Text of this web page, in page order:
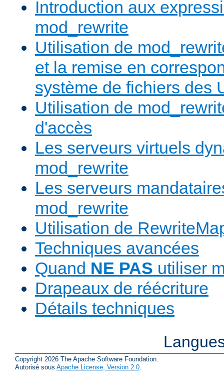
Introduction aux
mod_rewrite
Utilisation de
et la remise en
système de fichiers des
Utilisation de
d'accès
Les serveurs virtuels
mod_rewrite
Les serveurs
mod_rewrite
Utilisation de
Techniques avancées
Quand NE PAS utiliser
Drapeaux de réécriture
Détails techniques
Copyright 2026 The Apache Software Foundation.
Autorisé sous Apache License, Version 2.0